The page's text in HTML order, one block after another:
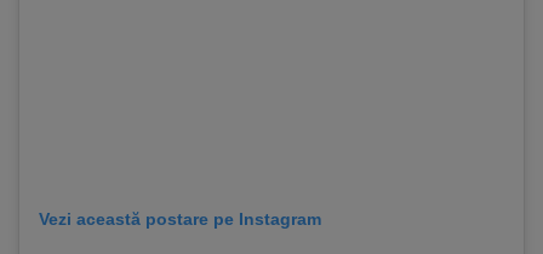
Vezi această postare pe Instagram